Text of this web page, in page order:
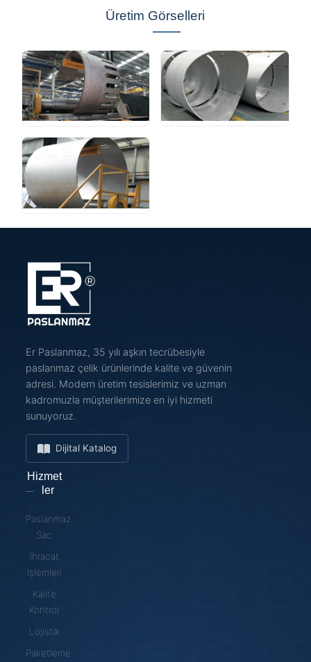
Üretim Görselleri
Silindir Büküm
Örnekleri
Er Paslanmaz, 35 yılı aşkın tecrübesiyle
paslanmaz çelik ürünlerinde kalite ve güvenin
adresi. Modern üretim tesislerimiz ve uzman
kadromuzla müşterilerimize en iyi hizmeti
sunuyoruz.
Dijital Katalog
Hizmet
ler
Paslanmaz
Sac
İhracat
İşlemleri
Kalite
Kontrol
Lojistik
Paketleme